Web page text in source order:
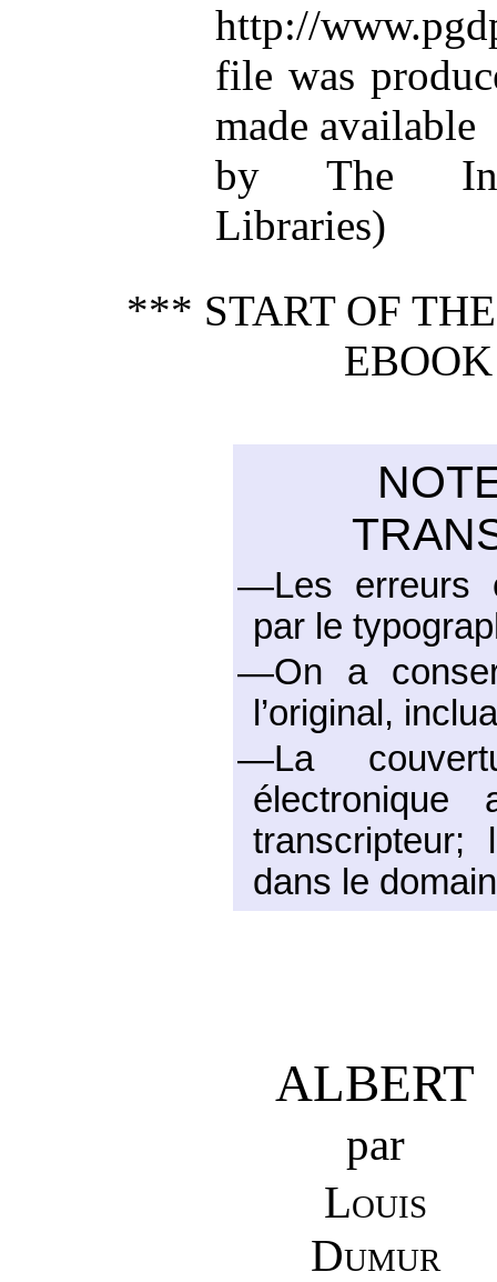
http://
file was
made available
by The
Libraries)
*** START OF
—Les erreurs
par le
—On a
l’original,
—La
transcripteur;
dans le
ALBERT
par
Louis
Dumur